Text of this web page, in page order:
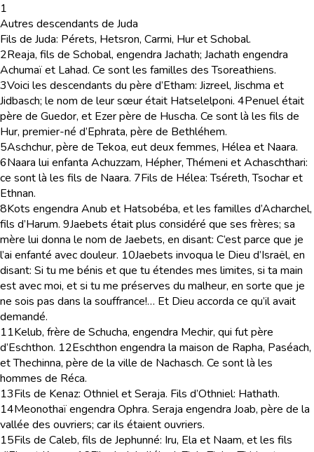
1
Autres descendants de Juda
Fils de Juda: Pérets, Hetsron, Carmi, Hur et Schobal.
2Reaja, fils de Schobal, engendra Jachath; Jachath engendra
Achumaï et Lahad. Ce sont les familles des Tsoreathiens.
3Voici les descendants du père d’Etham: Jizreel, Jischma et
Jidbasch; le nom de leur sœur était Hatselelponi. 4Penuel était
père de Guedor, et Ezer père de Huscha. Ce sont là les fils de
Hur, premier-né d’Ephrata, père de Bethléhem.
5Aschchur, père de Tekoa, eut deux femmes, Hélea et Naara.
6Naara lui enfanta Achuzzam, Hépher, Thémeni et Achaschthari:
ce sont là les fils de Naara. 7Fils de Hélea: Tséreth, Tsochar et
Ethnan.
8Kots engendra Anub et Hatsobéba, et les familles d’Acharchel,
fils d’Harum. 9Jaebets était plus considéré que ses frères; sa
mère lui donna le nom de Jaebets, en disant: C’est parce que je
l’ai enfanté avec douleur. 10Jaebets invoqua le Dieu d’Israël, en
disant: Si tu me bénis et que tu étendes mes limites, si ta main
est avec moi, et si tu me préserves du malheur, en sorte que je
ne sois pas dans la souffrance!… Et Dieu accorda ce qu’il avait
demandé.
11Kelub, frère de Schucha, engendra Mechir, qui fut père
d’Eschthon. 12Eschthon engendra la maison de Rapha, Paséach,
et Thechinna, père de la ville de Nachasch. Ce sont là les
hommes de Réca.
13Fils de Kenaz: Othniel et Seraja. Fils d’Othniel: Hathath.
14Meonothaï engendra Ophra. Seraja engendra Joab, père de la
vallée des ouvriers; car ils étaient ouvriers.
15Fils de Caleb, fils de Jephunné: Iru, Ela et Naam, et les fils